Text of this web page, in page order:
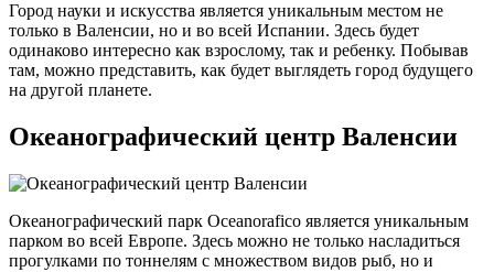
Город науки и искусства является уникальным местом не
только в Валенсии, но и во всей Испании. Здесь будет
одинаково интересно как взрослому, так и ребенку. Побывав
там, можно представить, как будет выглядеть город будущего
на другой планете.
Океанографический центр Валенсии
Океанографический парк Oceanorafico является уникальным
парком во всей Европе. Здесь можно не только насладиться
прогулками по тоннелям с множеством видов рыб, но и